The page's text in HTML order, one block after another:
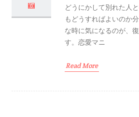
どうにかして別れた人
もどうすればよいのか
な時に気になるのが、
す。恋愛マニ
Read More